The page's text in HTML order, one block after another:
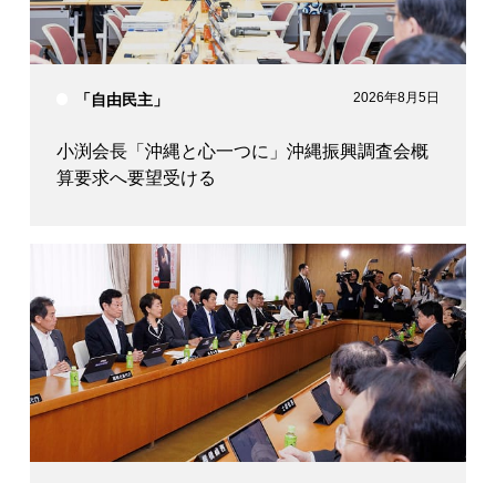
「自由民主」 2026年8月5日
小渕会長「沖縄と心一つに」沖縄振興調査会概
算要求へ要望受ける